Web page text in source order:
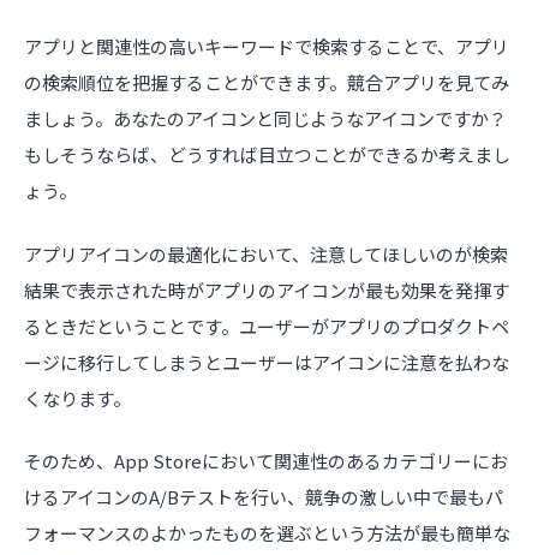
アプリと関連性の高いキーワードで検索することで、アプリ
の検索順位を把握することができます。競合アプリを見てみ
ましょう。あなたのアイコンと同じようなアイコンですか？
もしそうならば、どうすれば目立つことができるか考えまし
ょう。
アプリアイコンの最適化において、注意してほしいのが検索
結果で表示された時がアプリのアイコンが最も効果を発揮す
るときだということです。ユーザーがアプリのプロダクトペ
ージに移行してしまうとユーザーはアイコンに注意を払わな
くなります。
そのため、App Storeにおいて関連性のあるカテゴリーにお
けるアイコンのA/Bテストを行い、競争の激しい中で最もパ
フォーマンスのよかったものを選ぶという方法が最も簡単な